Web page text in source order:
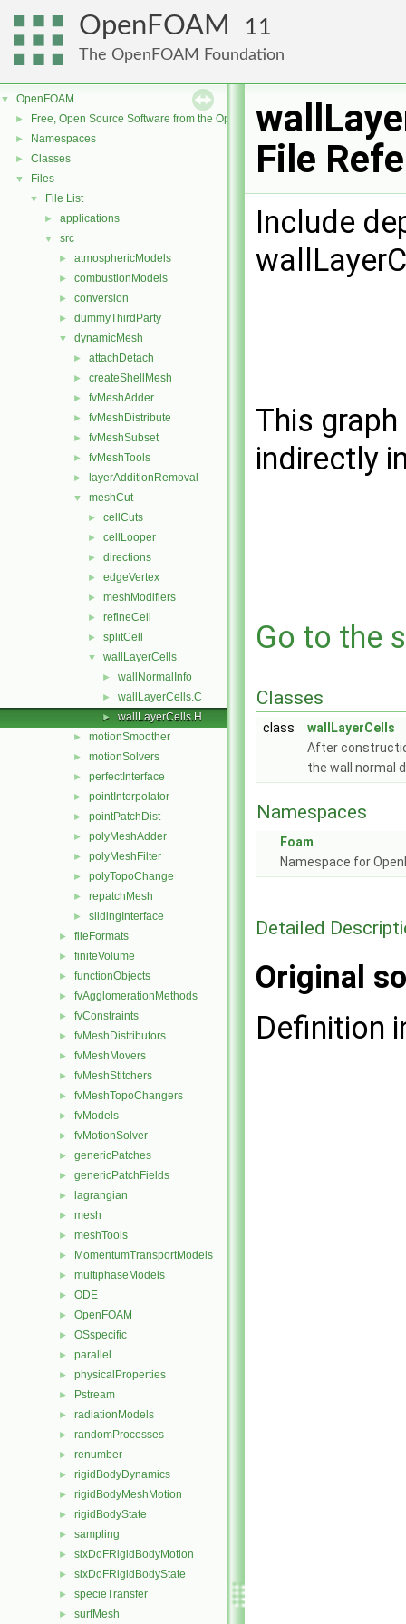
OpenFOAM 11
The OpenFOAM Foundation
▼ OpenFOAM
► Free, Open Source Software from the OpenFOAM Foundation
► Namespaces
► Classes
▼ Files
▼ File List
► applications
▼ src
► atmosphericModels
► combustionModels
► conversion
► dummyThirdParty
▼ dynamicMesh
► attachDetach
► createShellMesh
► fvMeshAdder
► fvMeshDistribute
► fvMeshSubset
► fvMeshTools
► layerAdditionRemoval
▼ meshCut
► cellCuts
► cellLooper
► directions
► edgeVertex
► meshModifiers
► refineCell
► splitCell
▼ wallLayerCells
► wallNormalInfo
► wallLayerCells.C
► wallLayerCells.H
► motionSmoother
► motionSolvers
► perfectInterface
► pointInterpolator
► pointPatchDist
► polyMeshAdder
► polyMeshFilter
► polyTopoChange
► repatchMesh
► slidingInterface
► fileFormats
► finiteVolume
► functionObjects
► fvAgglomerationMethods
► fvConstraints
► fvMeshDistributors
► fvMeshMovers
► fvMeshStitchers
► fvMeshTopoChangers
► fvModels
► fvMotionSolver
► genericPatches
► genericPatchFields
► lagrangian
► mesh
► meshTools
► MomentumTransportModels
► multiphaseModels
► ODE
► OpenFOAM
► OSspecific
► parallel
► physicalProperties
► Pstream
► radiationModels
► randomProcesses
► renumber
► rigidBodyDynamics
► rigidBodyMeshMotion
► rigidBodyState
► sampling
► sixDoFRigidBodyMotion
► sixDoFRigidBodyState
► specieTransfer
► surfMesh
File
Include
This
indirectly
Go to the
Classes
class
wallLayerCells
After
the wall normal
Namespaces
Foam
Namespace for
Detailed
Original
Definition